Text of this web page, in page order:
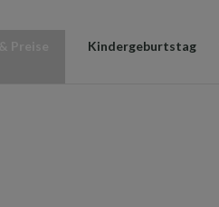
Kindergeburtstag